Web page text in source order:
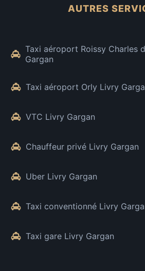
AUTRES
Taxi aéroport Roissy Charles
Gargan
Taxi aéroport Orly Livry
VTC Livry Gargan
Chauffeur privé Livry Gargan
Uber Livry Gargan
Taxi conventionné Livry
Taxi gare Livry Gargan